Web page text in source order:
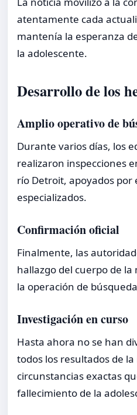
atentamente cada
mantenía la esperanza
la adolescente.
Desarrollo de los
Amplio operativo de
Durante varios días, los
realizaron inspecciones
río Detroit, apoyados por
especializados.
Confirmación oficial
Finalmente, las
hallazgo del cuerpo de
la operación de
Investigación en curso
Hasta ahora no se han
todos los resultados de
circunstancias exactas
fallecimiento de la